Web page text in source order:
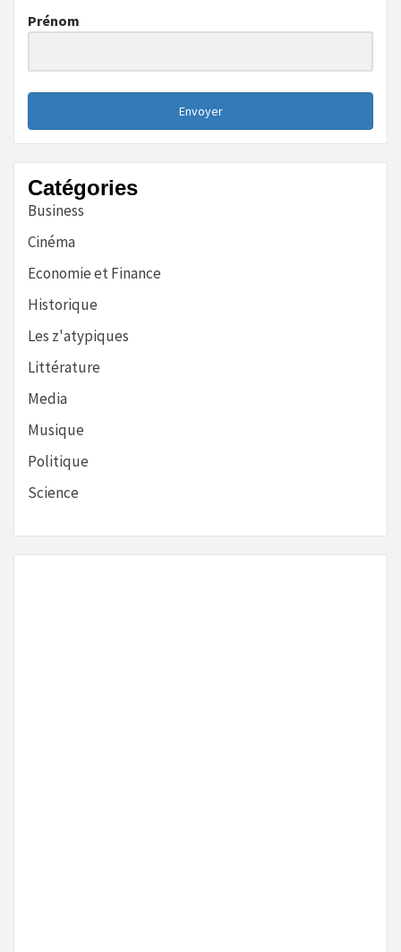
Prénom
Envoyer
Catégories
Business
Cinéma
Economie et Finance
Historique
Les z'atypiques
Littérature
Media
Musique
Politique
Science